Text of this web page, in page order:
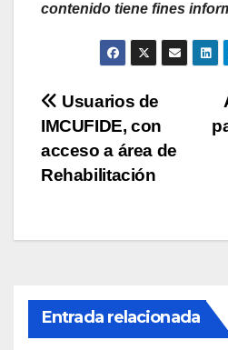
contenido tiene fines
Navegación
de
entradas
Usuarios de
IMCUFIDE, con
acceso a área de
Rehabilitación
Entrada relacionada